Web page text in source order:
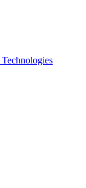
Technologies